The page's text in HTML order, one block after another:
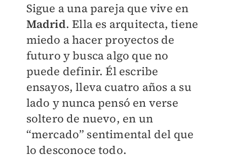
Sigue a una pareja que vive en
Madrid. Ella es arquitecta, tiene
miedo a hacer proyectos de
futuro y busca algo que no
puede definir. Él escribe
ensayos, lleva cuatro años a su
lado y nunca pensó en verse
soltero de nuevo, en un
“mercado” sentimental del que
lo desconoce todo.